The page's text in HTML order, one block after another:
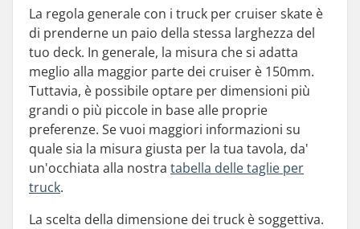
La regola generale con i truck per cruiser skate è
di prenderne un paio della stessa larghezza del
tuo deck. In generale, la misura che si adatta
meglio alla maggior parte dei cruiser è 150mm.
Tuttavia, è possibile optare per dimensioni più
grandi o più piccole in base alle proprie
preferenze. Se vuoi maggiori informazioni su
quale sia la misura giusta per la tua tavola, da'
un'occhiata alla nostra tabella delle taglie per
truck.
La scelta della dimensione dei truck è soggettiva.